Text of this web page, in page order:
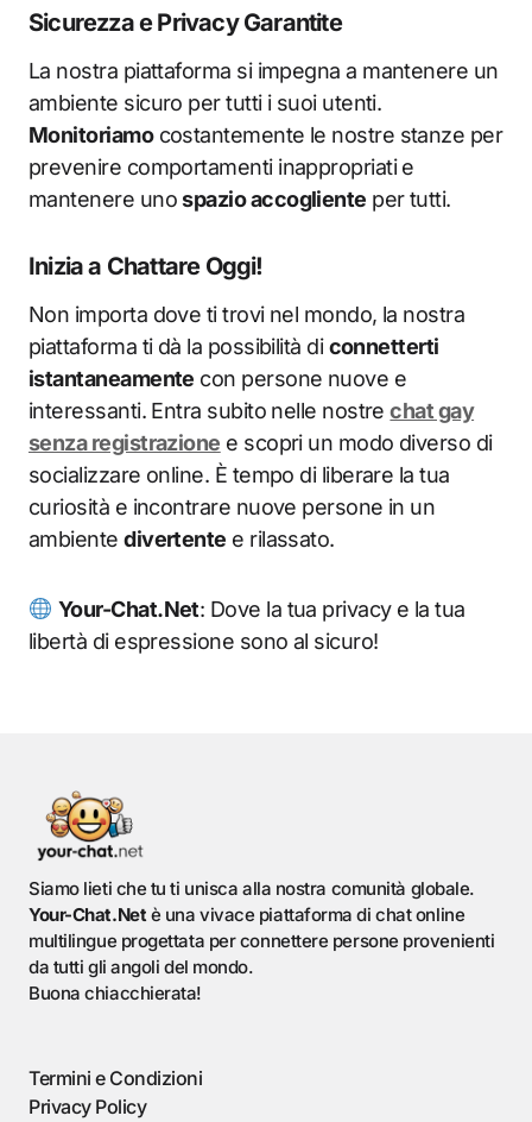
Sicurezza e Privacy Garantite
La nostra piattaforma si impegna a mantenere un
ambiente sicuro per tutti i suoi utenti.
Monitoriamocostantemente le nostre stanze per
prevenire comportamenti inappropriati e
mantenere unospazio accogliente per tutti.
Inizia a Chattare Oggi!
Non importa dove ti trovi nel mondo, la nostra
piattaforma ti dà la possibilità diconnetterti
istantaneamente con persone nuove e
interessanti. Entra subito nelle nostrechat gay
senza registrazione e scopri un modo diverso di
socializzare online. È tempo di liberare la tua
curiosità e incontrare nuove persone in un
ambientedivertente e rilassato.
Your-Chat.Net: Dove la tua privacy e la tua
libertà di espressione sono al sicuro!
Siamo lieti che tu ti unisca alla nostra comunità globale.
Your-Chat.Netè una vivace piattaforma di chat online
multilingue progettata per connettere persone provenienti
da tutti gli angoli del mondo.
Buona chiacchierata!
Termini e Condizioni
Privacy Policy